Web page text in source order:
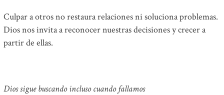
Culpar a otros no restaura relaciones ni soluciona problemas.
Dios nos invita a reconocer nuestras decisiones y crecer a
partir de ellas.
Dios sigue buscando incluso cuando fallamos